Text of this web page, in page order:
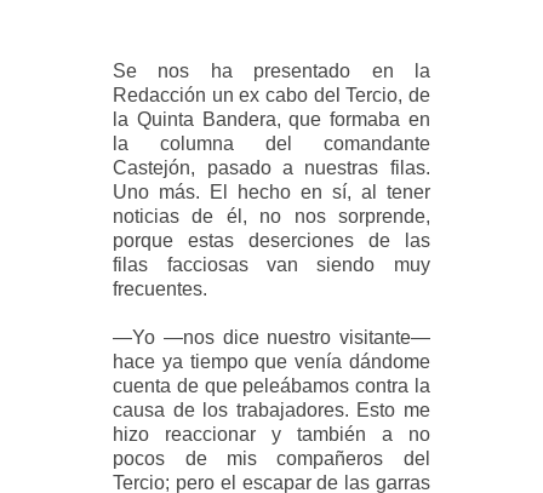
Se nos ha presentado en la
Redacción un ex cabo del Tercio, de
la Quinta Bandera, que formaba en
la columna del comandante
Castejón, pasado a nuestras filas.
Uno más. El hecho en sí, al tener
noticias de él, no nos sorprende,
porque estas deserciones de las
filas facciosas van siendo muy
frecuentes.
—Yo —nos dice nuestro visitante—
hace ya tiempo que venía dándome
cuenta de que peleábamos contra la
causa de los trabajadores. Esto me
hizo reaccionar y también a no
pocos de mis compañeros del
Tercio; pero el escapar de las garras